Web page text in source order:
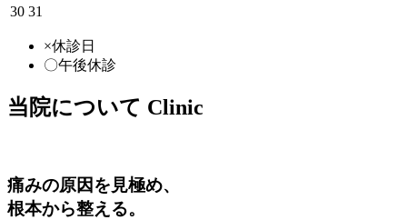
30 31
×休診日
〇午後休診
当院について Clinic
痛みの原因を見極め、
根本から整える。